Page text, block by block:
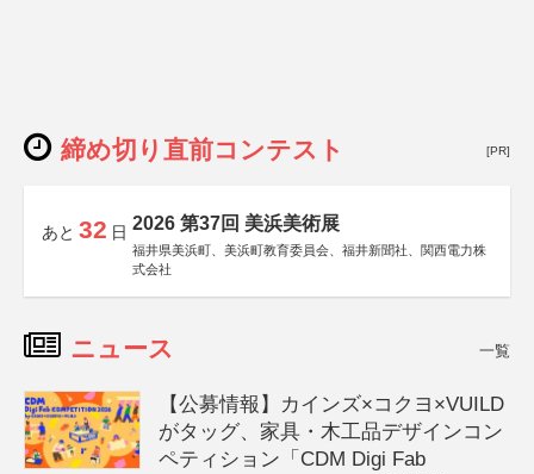
締め切り直前コンテスト [PR]
あと 32 日 2026 第37回 美浜美術展
福井県美浜町、美浜町教育委員会、福井新聞社、関西電力株
式会社
ニュース 一覧
【公募情報】カインズ×コクヨ×VUILD
がタッグ、家具・木工品デザインコン
ペティション「CDM Digi Fab